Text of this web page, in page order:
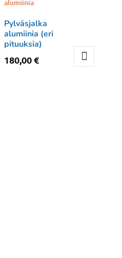
Pylväsjalka
alumiinia (eri
pituuksia)
180,00€